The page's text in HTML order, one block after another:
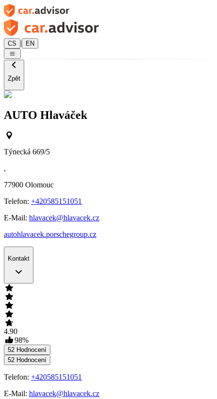
CS | EN
Zpět
AUTO Hlaváček
Týnecká 669/5
,
77900 Olomouc
Telefon: +420585151051
E-Mail: hlavacek@hlavacek.cz
autohlavacek.porschegroup.cz
Kontakt
4.90
98%
52 Hodnocení
52 Hodnocení
Telefon: +420585151051
E-Mail: hlavacek@hlavacek.cz